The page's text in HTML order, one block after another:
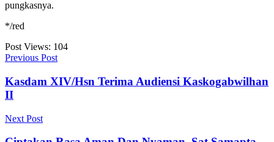
pungkasnya.
*/red
Post Views: 104
Previous Post
Kasdam XIV/Hsn Terima Audiensi Kaskogabwilhan
II
Next Post